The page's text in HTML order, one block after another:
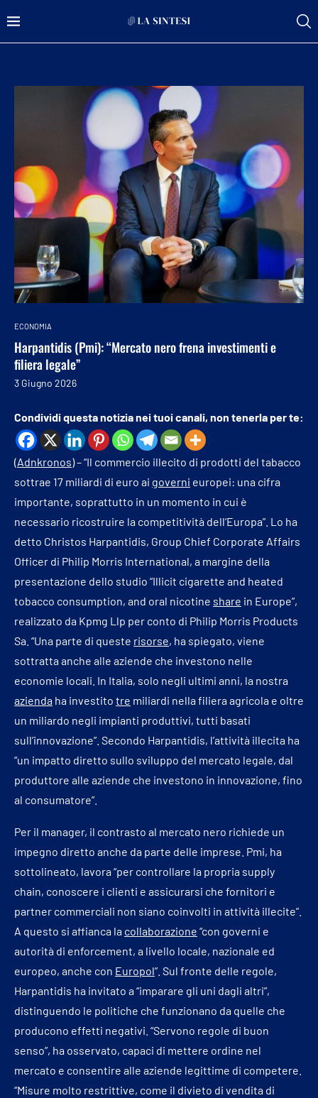
ECONOMIA
Harpantidis (Pmi): “Mercato nero frena investimenti e
filiera legale”
3 Giugno 2026
Condividi questa notizia nei tuoi canali, non tenerla per te:
(Adnkronos) – “Il commercio illecito di prodotti del tabacco
sottrae 17 miliardi di euro ai governi europei: una cifra
importante, soprattutto in un momento in cui è
necessario ricostruire la competitività dell’Europa”. Lo ha
detto Christos Harpantidis, Group Chief Corporate Affairs
Officer di Philip Morris International, a margine della
presentazione dello studio “Illicit cigarette and heated
tobacco consumption, and oral nicotine share in Europe”,
realizzato da Kpmg Llp per conto di Philip Morris Products
Sa. “Una parte di queste risorse, ha spiegato, viene
sottratta anche alle aziende che investono nelle
economie locali. In Italia, solo negli ultimi anni, la nostra
azienda ha investito tre miliardi nella filiera agricola e oltre
un miliardo negli impianti produttivi, tutti basati
sull’innovazione”. Secondo Harpantidis, l’attività illecita ha
“un impatto diretto sullo sviluppo del mercato legale, dal
produttore alle aziende che investono in innovazione, fino
al consumatore”.
Per il manager, il contrasto al mercato nero richiede un
impegno diretto anche da parte delle imprese. Pmi, ha
sottolineato, lavora “per controllare la propria supply
chain, conoscere i clienti e assicurarsi che fornitori e
partner commerciali non siano coinvolti in attività illecite”.
A questo si affianca la collaborazione “con governi e
autorità di enforcement, a livello locale, nazionale ed
europeo, anche con Europol”. Sul fronte delle regole,
Harpantidis ha invitato a “imparare gli uni dagli altri”,
distinguendo le politiche che funzionano da quelle che
producono effetti negativi. “Servono regole di buon
senso”, ha osservato, capaci di mettere ordine nel
mercato e consentire alle aziende legittime di competere.
“Misure molto restrittive, come il divieto di vendita di